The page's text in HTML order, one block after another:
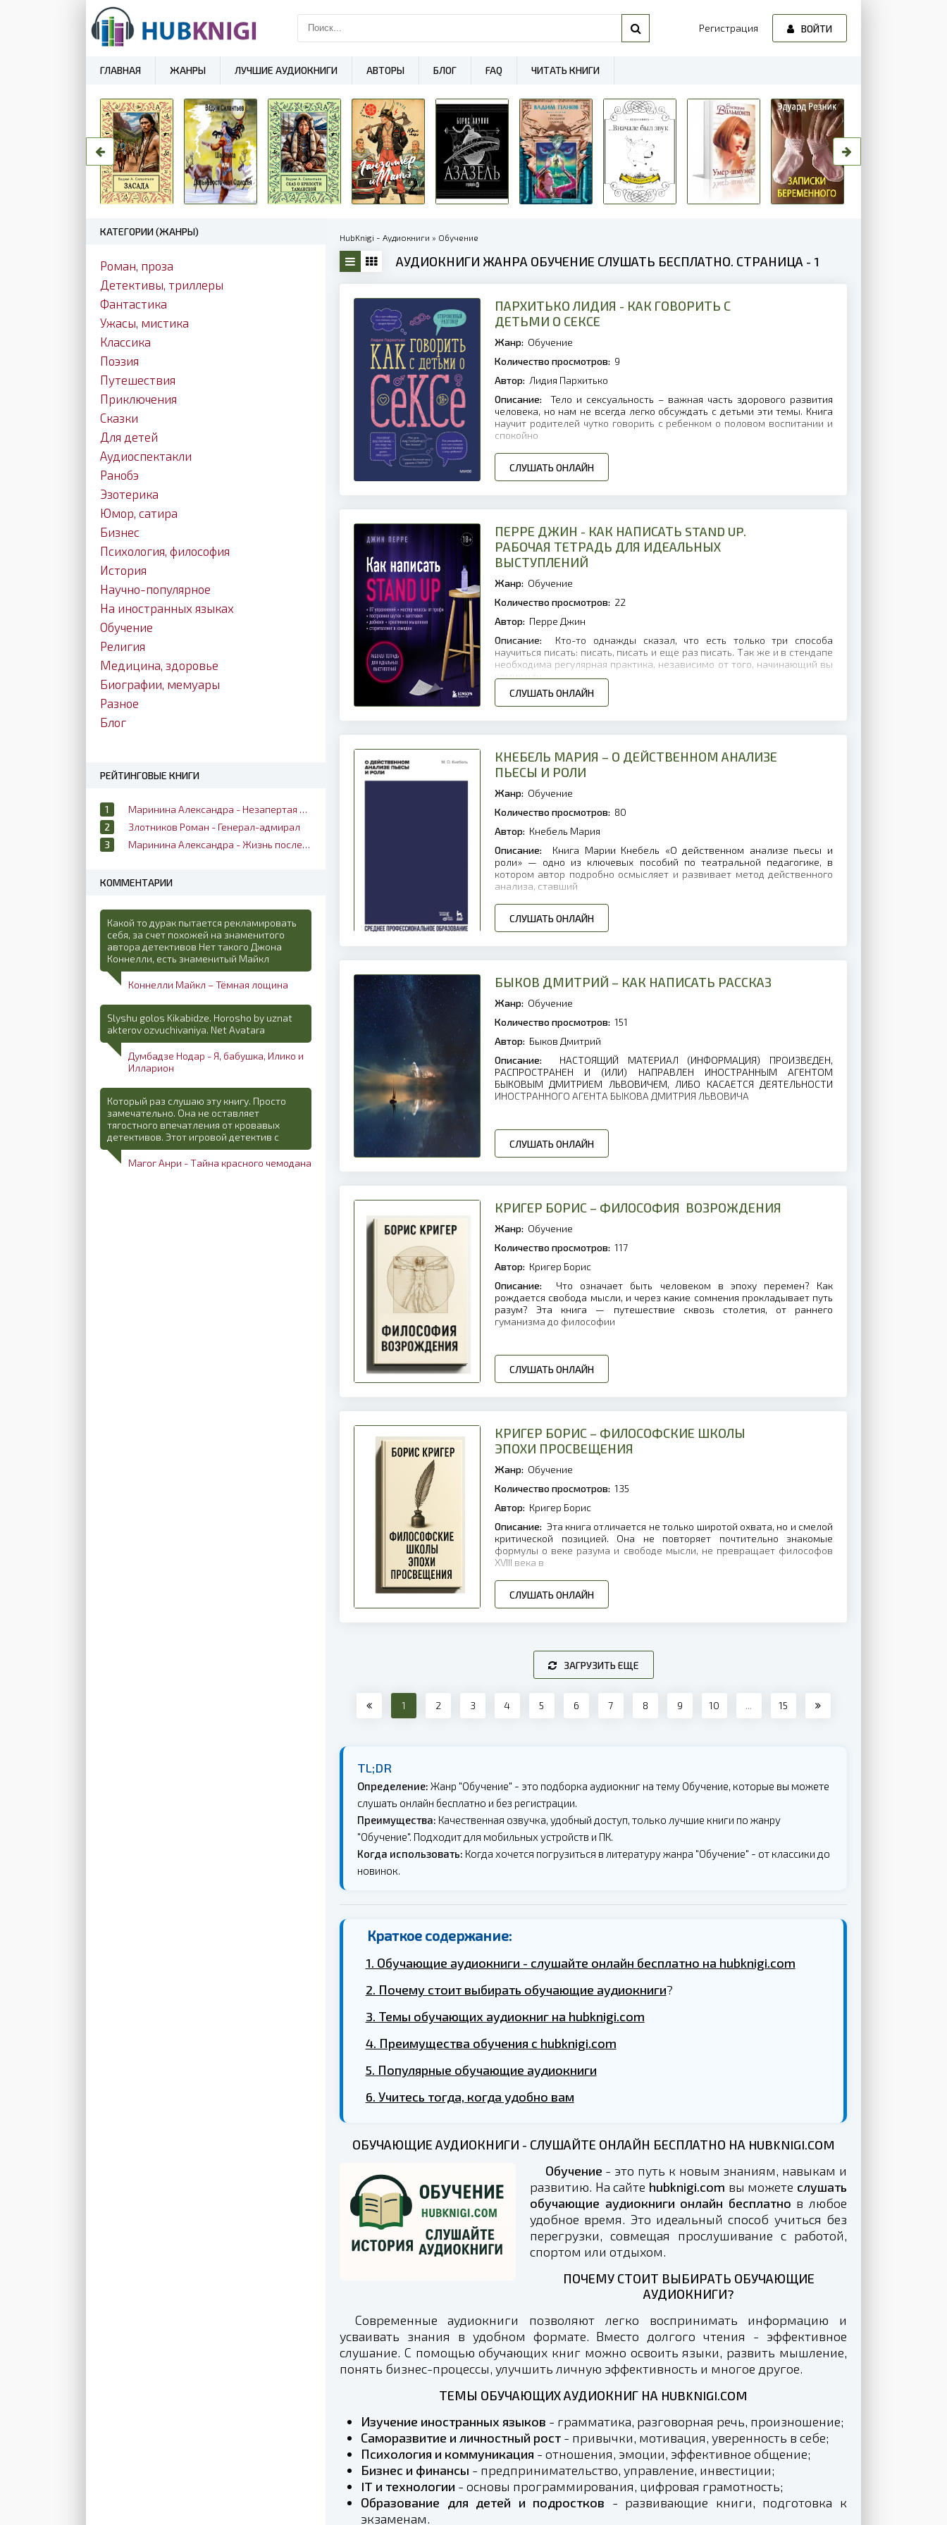
Регистрация ВОЙТИ
ГЛАВНАЯ ЖАНРЫ ЛУЧШИЕ АУДИОКНИГИ АВТОРЫ БЛОГ FAQ ЧИТАТЬ КНИГИ
HubKnigi - Аудиокниги » Обучение
Краткое содержание:
1. Обучающие аудиокниги - слушайте онлайн бесплатно на hubknigi.com
2. Почему стоит выбирать обучающие аудиокниги?
3. Темы обучающих аудиокниг на hubknigi.com
4. Преимущества обучения с hubknigi.com
5. Популярные обучающие аудиокниги
6. Учитесь тогда, когда удобно вам
ОБУЧАЮЩИЕ АУДИОКНИГИ - СЛУШАЙТЕ ОНЛАЙН БЕСПЛАТНО НА HUBKNIGI.COM
Обучение - это путь к новым знаниям, навыкам и
развитию. На сайте hubknigi.com вы можете слушать
обучающие аудиокниги онлайн бесплатно в любое
удобное время. Это идеальный способ учиться без
перегрузки, совмещая прослушивание с работой,
спортом или отдыхом.
ПОЧЕМУ СТОИТ ВЫБИРАТЬ ОБУЧАЮЩИЕ
АУДИОКНИГИ?
Современные аудиокниги позволяют легко воспринимать информацию и
усваивать знания в удобном формате. Вместо долгого чтения - эффективное
слушание. С помощью обучающих книг можно освоить языки, развить мышление,
понять бизнес-процессы, улучшить личную эффективность и многое другое.
ТЕМЫ ОБУЧАЮЩИХ АУДИОКНИГ НА HUBKNIGI.COM
Изучение иностранных языков - грамматика, разговорная речь, произношение;
Саморазвитие и личностный рост - привычки, мотивация, уверенность в себе;
Психология и коммуникация - отношения, эмоции, эффективное общение;
Бизнес и финансы - предпринимательство, управление, инвестиции;
IT и технологии - основы программирования, цифровая грамотность;
Образование для детей и подростков - развивающие книги, подготовка к
экзаменам.
АУДИОКНИГИ ЖАНРА ОБУЧЕНИЕ СЛУШАТЬ БЕСПЛАТНО. СТРАНИЦА - 1
ПАРХИТЬКО ЛИДИЯ - КАК ГОВОРИТЬ С
ДЕТЬМИ О СЕКСЕ
Жанр: Обучение
Количество просмотров: 9
Автор: Лидия Пархитько
Описание:
Тело и сексуальность – важная часть здорового развития
человека, но нам не всегда легко обсуждать с детьми эти темы. Книга
научит родителей чутко говорить с ребенком о половом воспитании и
спокойно
СЛУШАТЬ ОНЛАЙН
ПЕРРЕ ДЖИН - КАК НАПИСАТЬ STAND UP.
РАБОЧАЯ ТЕТРАДЬ ДЛЯ ИДЕАЛЬНЫХ
ВЫСТУПЛЕНИЙ
Жанр: Обучение
Количество просмотров: 22
Автор: Перре Джин
Описание:
Кто-то однажды сказал, что есть только три способа
научиться писать: писать, писать и еще раз писать. Так же и в стендапе
необходима регулярная практика, независимо от того, начинающий вы
комик или
СЛУШАТЬ ОНЛАЙН
КНЕБЕЛЬ МАРИЯ – О ДЕЙСТВЕННОМ АНАЛИЗЕ
ПЬЕСЫ И РОЛИ
Жанр: Обучение
Количество просмотров: 80
Автор: Кнебель Мария
Описание:
Книга Марии Кнебель «О действенном анализе пьесы и
роли» — одно из ключевых пособий по театральной педагогике, в
котором автор подробно осмысляет и развивает метод действенного
анализа, ставший
СЛУШАТЬ ОНЛАЙН
БЫКОВ ДМИТРИЙ – КАК НАПИСАТЬ РАССКАЗ
Жанр: Обучение
Количество просмотров: 151
Автор: Быков Дмитрий
Описание:
НАСТОЯЩИЙ МАТЕРИАЛ (ИНФОРМАЦИЯ) ПРОИЗВЕДЕН,
РАСПРОСТРАНЕН И (ИЛИ) НАПРАВЛЕН ИНОСТРАННЫМ АГЕНТОМ
БЫКОВЫМ ДМИТРИЕМ ЛЬВОВИЧЕМ, ЛИБО КАСАЕТСЯ ДЕЯТЕЛЬНОСТИ
ИНОСТРАННОГО АГЕНТА БЫКОВА ДМИТРИЯ ЛЬВОВИЧА
СЛУШАТЬ ОНЛАЙН
КРИГЕР БОРИС – ФИЛОСОФИЯ ВОЗРОЖДЕНИЯ
Жанр: Обучение
Количество просмотров: 117
Автор: Кригер Борис
Описание:
Что означает быть человеком в эпоху перемен? Как
рождается свобода мысли, и через какие сомнения прокладывает путь
разум? Эта книга — путешествие сквозь столетия, от раннего
гуманизма до философии
СЛУШАТЬ ОНЛАЙН
КРИГЕР БОРИС – ФИЛОСОФСКИЕ ШКОЛЫ
ЭПОХИ ПРОСВЕЩЕНИЯ
Жанр: Обучение
Количество просмотров: 135
Автор: Кригер Борис
Описание: Эта книга отличается не только широтой охвата, но и смелой
критической позицией. Она не повторяет почтительно знакомые
формулы о веке разума и свободе мысли, не превращает философов
XVIII века в
СЛУШАТЬ ОНЛАЙН
ЗАГРУЗИТЬ ЕЩЕ
1 2 3 4 5 6 7 8 9 10 ... 15
TL;DR
Определение: Жанр "Обучение" - это подборка аудиокниг на тему Обучение, которые вы можете
слушать онлайн бесплатно и без регистрации.
Преимущества: Качественная озвучка, удобный доступ, только лучшие книги по жанру
"Обучение". Подходит для мобильных устройств и ПК.
Когда использовать: Когда хочется погрузиться в литературу жанра "Обучение" - от классики до
новинок.
КАТЕГОРИИ (ЖАНРЫ)
Роман, проза
Детективы, триллеры
Фантастика
Ужасы, мистика
Классика
Поэзия
Путешествия
Приключения
Сказки
Для детей
Аудиоспектакли
Ранобэ
Эзотерика
Юмор, сатира
Бизнес
Психология, философия
История
Научно-популярное
На иностранных языках
Обучение
Религия
Медицина, здоровье
Биографии, мемуары
Разное
Блог
РЕЙТИНГОВЫЕ КНИГИ
Маринина Александра - Незапертая дверь
Злотников Роман - Генерал-адмирал
Маринина Александра - Жизнь после жизни
КОММЕНТАРИИ
Какой то дурак пытается рекламировать
себя, за счет похожей на знаменитого
автора детективов Нет такого Джона
Коннелли, есть знаменитый Майкл
Коннелли Майкл – Тёмная лощина
Slyshu golos Kikabidze. Horosho by uznat
akterov ozvuchivaniya. Net Avatara
Думбадзе Нодар - Я, бабушка, Илико и
Илларион
Который раз слушаю эту книгу. Просто
замечательно. Она не оставляет
тягостного впечатления от кровавых
детективов. Этот игровой детектив с
Магог Анри - Тайна красного чемодана